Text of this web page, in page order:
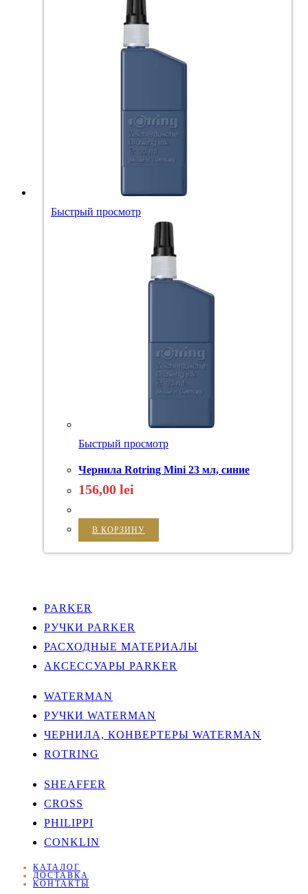
Быстрый просмотр
Быстрый просмотр
Чернила Rotring Mini 23 мл, синие
156,00 lei
В КОРЗИНУ
PARKER
РУЧКИ PARKER
РАСХОДНЫЕ МАТЕРИАЛЫ
АКСЕССУАРЫ PARKER
WATERMAN
РУЧКИ WATERMAN
ЧЕРНИЛА, КОНВЕРТЕРЫ WATERMAN
ROTRING
SHEAFFER
CROSS
PHILIPPI
CONKLIN
КАТАЛОГ
ДОСТАВКА
КОНТАКТЫ